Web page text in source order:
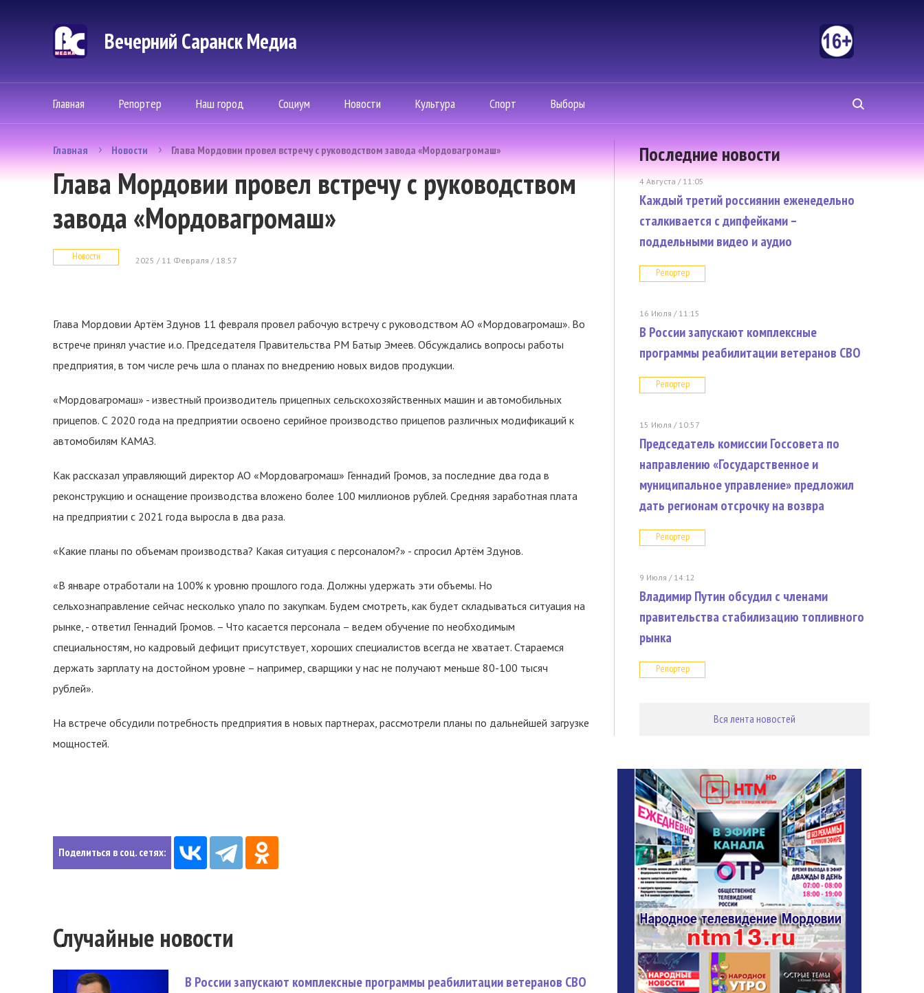
Вечерний Саранск Mедиа
Главная Репортер Наш город Социум Новости Культура Спорт Выборы
Главная Новости Глава Мордовии провел встречу с руководством завода «Мордовагромаш»
Глава Мордовии провел встречу с руководством
завода «Мордовагромаш»
Новости 2025 / 11 Февраля / 18:57
Глава Мордовии Артём Здунов 11 февраля провел рабочую встречу с руководством АО «Мордовагромаш». Во
встрече принял участие и.о. Председателя Правительства РМ Батыр Эмеев. Обсуждались вопросы работы
предприятия, в том числе речь шла о планах по внедрению новых видов продукции.
«Мордовагромаш» - известный производитель прицепных сельскохозяйственных машин и автомобильных
прицепов. С 2020 года на предприятии освоено серийное производство прицепов различных модификаций к
автомобилям КАМАЗ.
Как рассказал управляющий директор АО «Мордовагромаш» Геннадий Громов, за последние два года в
реконструкцию и оснащение производства вложено более 100 миллионов рублей. Средняя заработная плата
на предприятии с 2021 года выросла в два раза.
«Какие планы по объемам производства? Какая ситуация с персоналом?» - спросил Артём Здунов.
«В январе отработали на 100% к уровню прошлого года. Должны удержать эти объемы. Но
сельхознаправление сейчас несколько упало по закупкам. Будем смотреть, как будет складываться ситуация на
рынке, - ответил Геннадий Громов. – Что касается персонала – ведем обучение по необходимым
специальностям, но кадровый дефицит присутствует, хороших специалистов всегда не хватает. Стараемся
держать зарплату на достойном уровне – например, сварщики у нас не получают меньше 80-100 тысяч
рублей».
На встрече обсудили потребность предприятия в новых партнерах, рассмотрели планы по дальнейшей загрузке
мощностей.
Поделиться в соц. сетях:
Случайные новости
В России запускают комплексные программы реабилитации ветеранов СВО
Последние новости
4 Августа / 11:05
Каждый третий россиянин еженедельно
сталкивается с дипфейками –
поддельными видео и аудио
Репортер
16 Июля / 11:15
В России запускают комплексные
программы реабилитации ветеранов СВО
Репортер
15 Июля / 10:57
Председатель комиссии Госсовета по
направлению «Государственное и
муниципальное управление» предложил
дать регионам отсрочку на возвра
Репортер
9 Июля / 14:12
Владимир Путин обсудил с членами
правительства стабилизацию топливного
рынка
Репортер
Вся лента новостей